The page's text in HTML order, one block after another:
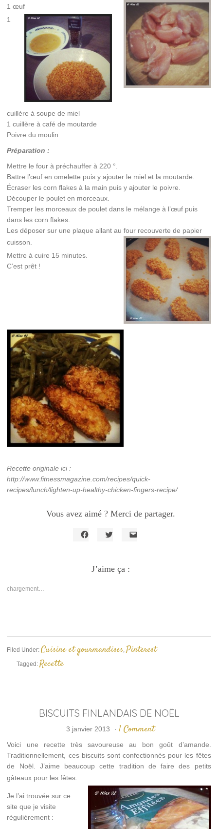
1 œuf
1
cuillère à soupe de miel
1 cuillère à café de moutarde
Poivre du moulin
Préparation :
Mettre le four à préchauffer à 220 °.
Battre l’œuf en omelette puis y ajouter le miel et la moutarde.
Écraser les corn flakes à la main puis y ajouter le poivre.
Découper le poulet en morceaux.
Tremper les morceaux de poulet dans le mélange à l’œuf puis
dans les corn flakes.
Les déposer sur une plaque allant au four recouverte de papier
cuisson.
Mettre à cuire 15 minutes.
C’est prêt !
Recette originale ici :
http://www.fitnessmagazine.com/recipes/quick-
recipes/lunch/lighten-up-healthy-chicken-fingers-recipe/
Vous avez aimé ? Merci de partager.
Facebook(ouvre
dans
Twitter(ouvre
dans
J’aime ça :
chargement…
Filed Under:Cuisine et gourmandises,Pinterest
Tagged:Recette
BISCUITS FINLANDAIS DE NOËL
3 janvier 2013 · 1 Comment
Voici une recette très savoureuse au bon goût d’amande.
Traditionnellement, ces biscuits sont confectionnés pour les fêtes
de Noël. J’aime beaucoup cette tradition de faire des petits
gâteaux pour les fêtes.
Je l’ai trouvée sur ce
site que je visite
régulièrement :